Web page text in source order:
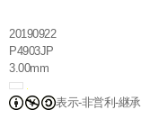
20190922
P4903JP
3.00mm
表示-非営利-継承